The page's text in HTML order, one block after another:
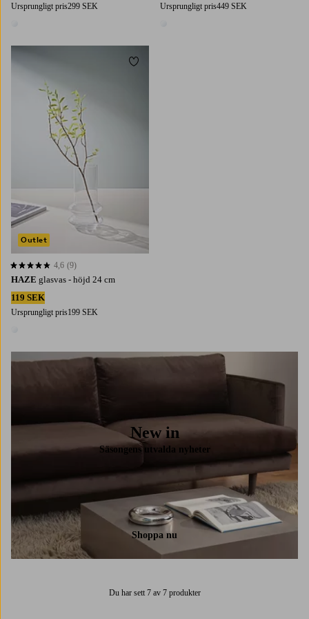
Ursprungligt pris299 SEK Ursprungligt pris449 SEK
HAZE glasvas - höjd 24 cm
119 SEK
Ursprungligt pris199 SEK
4,6 baserat på 9 st betyg
4,6 (9)
Outlet
Lägg till i favoriter
New in
Säsongens utvalda nyheter
Shoppa nu
Du har sett 7 av 7 produkter